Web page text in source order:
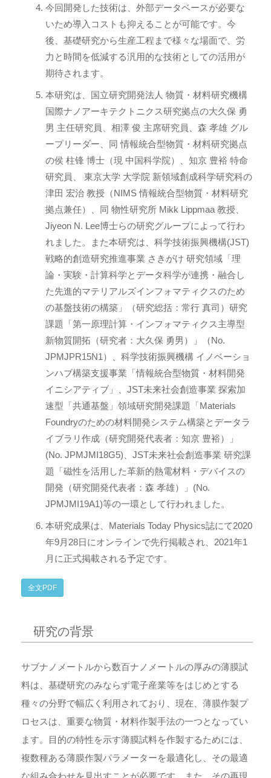
今回開発した技術は、外部データベースが必要な
いため導入コストも抑えることが可能です。今
後、基礎研究から生産工程まで様々な場面で、労
力と時間を低減する汎用的な技術としての活用が
期待されます。
本研究は、国立研究開発法人 物質・材料研究機構
国際ナノアーキテクトニクス研究拠点の大久保 勇
男 主任研究員、相澤 俊 主席研究員、森 孝雄 グル
ープリーダー、同 情報統合型物質・材料研究拠点
の侯 柱锋 博士（現 中国科学院）、知京 豊裕 特命
研究員、 東京大学 大学院 新領域創成科学研究科の
津田 宏治 教授（NIMS 情報統合型物質・材料研究
拠点兼任）、同 物性研究所 Mikk Lippmaa 教授、
Jiyeon N. Lee博士らの研究グループによって行わ
れました。また本研究は、科学技術振興機構(JST)
戦略的創造研究推進事業 さきがけ 研究領域「理
論・実験・計算科学とデータ科学が連携・融合し
た先進的マテリアルズインフォマティクスのため
の基盤技術の構築」（研究総括：常行 真司）研究
課題「第一原理計算・インフォマティクス主導型
新物質開拓（研究者：大久保 勇男）」（No.
JPMJPR15N1）、科学技術振興機構 イノベーショ
ンハブ構築支援事業「情報統合型物質・材料開発
イニシアティブ」、JST未来社会創造事業 探索加
速型「共通基盤」領域研究開発課題「Materials
Foundryのための材料開発システム構築とデータラ
イブラリ作成（研究開発代表者：知京 豊裕）」
(No. JPMJMI18G5)、JST未来社会創造事業 研究課
題「磁性を活用した革新的熱電材料・デバイスの
開発（研究開発代表者：森 孝雄）」(No.
JPMJMI19A1)等の一環として行われました。
本研究成果は、Materials Today Physics誌にて2020
年9月28日にオンラインで先行掲載され、2021年1
月に正式掲載される予定です。
全文PDF
研究の背景
サブナノメートルから数百ナノメートルの厚みの薄膜試
料は、基礎研究のみならず電子産業等をはじめとする
種々の分野で幅広く利用されており、現在、薄膜作製プ
ロセスは、重要な物質・材料作製手法の一つとなってい
ます。目的の特性を示す薄膜試料を作製するためには、
複数種ある薄膜作製パラメーターを最適化し、その最適
な組み合わせを見出すことが必要です。また、その再現